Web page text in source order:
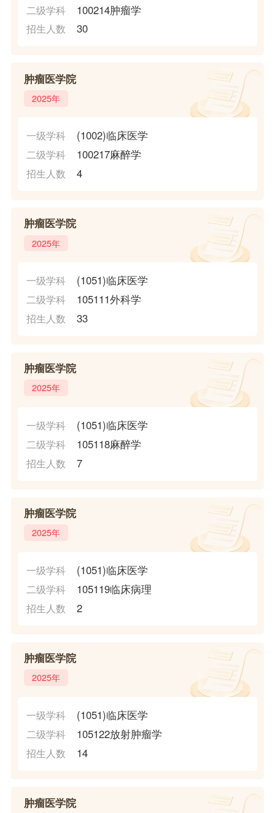
二级学科 100214肿瘤学
招生人数 30
肿瘤医学院
2025年
一级学科 (1002)临床医学
二级学科 100217麻醉学
招生人数 4
肿瘤医学院
2025年
一级学科 (1051)临床医学
二级学科 105111外科学
招生人数 33
肿瘤医学院
2025年
一级学科 (1051)临床医学
二级学科 105118麻醉学
招生人数 7
肿瘤医学院
2025年
一级学科 (1051)临床医学
二级学科 105119临床病理
招生人数 2
肿瘤医学院
2025年
一级学科 (1051)临床医学
二级学科 105122放射肿瘤学
招生人数 14
肿瘤医学院